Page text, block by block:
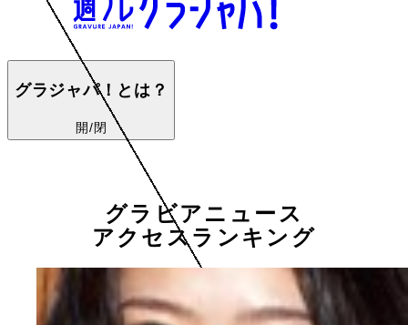
グラジャパ！とは？
開/閉
グラビアニュース
アクセスランキング